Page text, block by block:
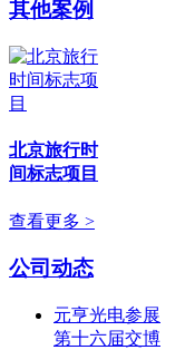
其他案例
北京旅行时
间标志项目
查看更多 >
公司动态
元亨光电参展
第十六届交博